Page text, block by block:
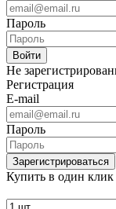
Пароль
Не
Регистрация
E-mail
Пароль
Купить в один клик